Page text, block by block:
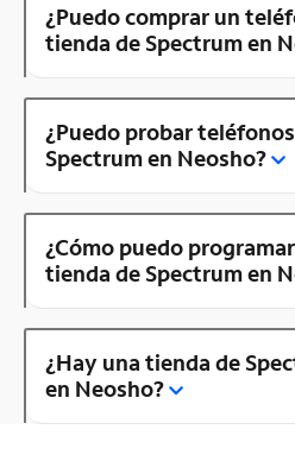
¿Puedo comprar un
tienda de Spectrum en
¿Puedo probar
Spectrum en Neosho?
¿Cómo puedo
tienda de Spectrum en
¿Hay una tienda de
en Neosho?